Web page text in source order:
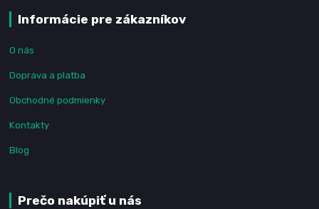
Informácie pre zákazníkov
O nás
Doprava a platba
Obchodné podmienky
Kontakty
Blog
Prečo nakúpiť u nás